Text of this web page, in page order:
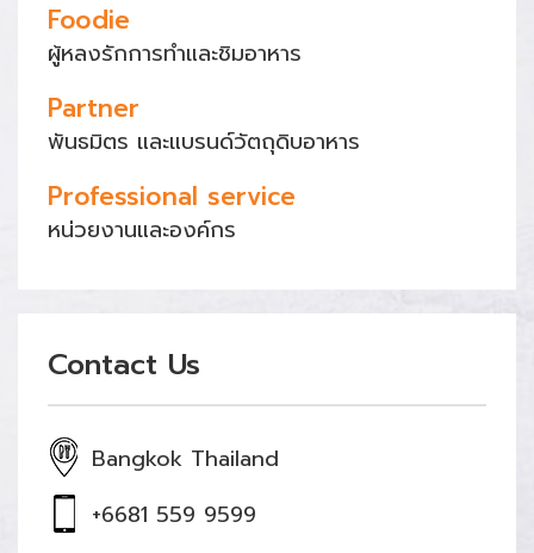
Foodie
ผู้หลงรักการทำและชิมอาหาร
Partner
พันธมิตร และแบรนด์วัตถุดิบอาหาร
Professional service
หน่วยงานและองค์กร
Contact Us
Bangkok Thailand
+6681 559 9599